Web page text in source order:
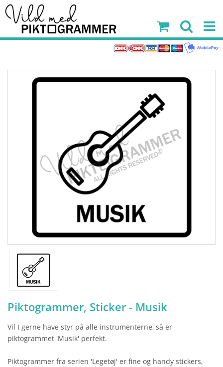
Piktogrammer, Sticker - Musik
Vil I gerne have styr på alle instrumenterne, så er
piktogrammet 'Musik' perfekt.
Piktogrammer fra serien 'Legetøj' er fine og handy stickers,